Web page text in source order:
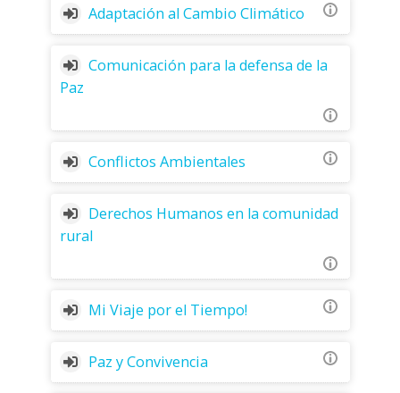
Adaptación al Cambio Climático
Comunicación para la defensa de la
Paz
Conflictos Ambientales
Derechos Humanos en la comunidad
rural
Mi Viaje por el Tiempo!
Paz y Convivencia